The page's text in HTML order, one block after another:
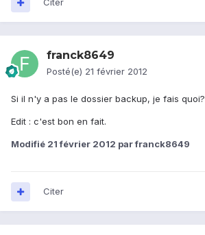
Citer
franck8649
Posté(e) 21 février 2012
Si il n'y a pas le dossier backup, je fais quoi?
Edit : c'est bon en fait.
Modifié 21 février 2012 par franck8649
Citer